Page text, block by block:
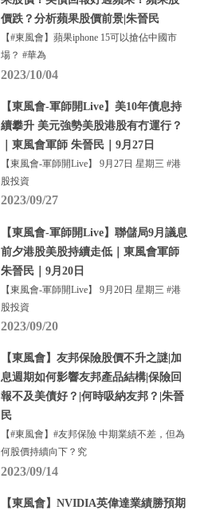
價跌？分析蘋果股價前景|朱晉民
【#東風會】蘋果iphone 15可以搶佔中國市
場？ #華為
2023/10/04
【東風會-軍師開Live】美10年債息持
續攀升 美元強勢美股港股有冇運行？
｜東風會軍師 朱晉民｜9月27日
【東風會-軍師開Live】 9月27日 星期三 #港
股投資
2023/09/27
【東風會-軍師開Live】聯儲局9月議息
前夕港股美股持續走低｜東風會軍師
朱晉民｜9月20日
【東風會-軍師開Live】 9月20日 星期三 #港
股投資
2023/09/20
【東風會】友邦保險股價不升之謎|加
息週期如何影響友邦產品結構|保險回
報不及美債好？|何時吸納友邦？|朱晉
民
【#東風會】#友邦保險 中期業績不差，但為
何股價持續向下？究
2023/09/14
【東風會】NVIDIA英偉達業績勝預期